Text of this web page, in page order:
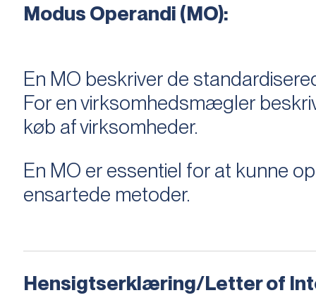
Modus Operandi (MO):
En MO beskriver de
For en virksomhedsmægler
køb af virksomheder.
En MO er essentiel for at kunne
ensartede metoder.
Hensigtserklæring/Letter of